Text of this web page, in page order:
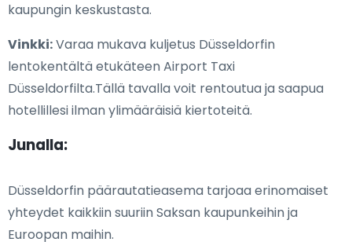
kaupungin keskustasta.
Vinkki:Varaa mukava kuljetus Düsseldorfin
lentokentältä etukäteen Airport Taxi
Düsseldorfilta.Tällä tavalla voit rentoutua ja saapua
hotellillesi ilman ylimääräisiä kiertoteitä.
Junalla:
Düsseldorfin päärautatieasema tarjoaa erinomaiset
yhteydet kaikkiin suuriin Saksan kaupunkeihin ja
Euroopan maihin.